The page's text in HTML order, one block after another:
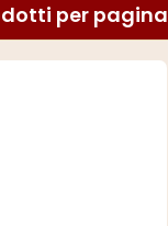
per pagina